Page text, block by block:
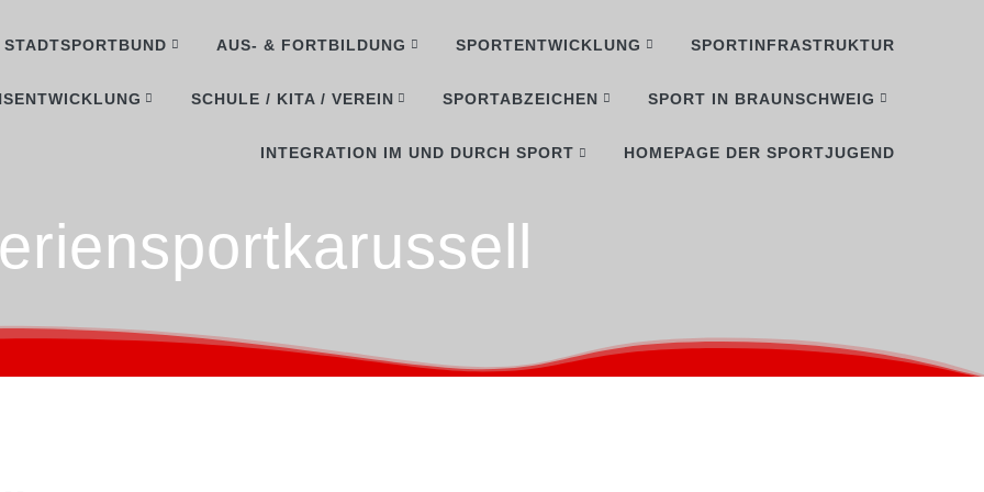
STADTSPORTBUND AUS- & FORTBILDUNG SPORTENTWICKLUNG SPORTINFRASTRUKTUR
SCHULE / KITA / VEREIN SPORTABZEICHEN SPORT IN BRAUNSCHWEIG
INTEGRATION IM UND DURCH SPORT HOMEPAGE DER SPORTJUGEND